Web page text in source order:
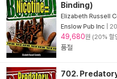
Binding)
Elizabeth Russell
Enslow Pub Inc
49,680원 (20% 할
품절
702.